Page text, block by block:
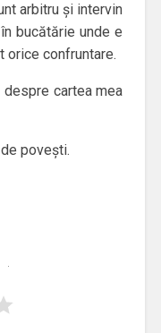
arbitru și intervin
bucătărie unde e
orice confruntare.
despre cartea mea
povești.